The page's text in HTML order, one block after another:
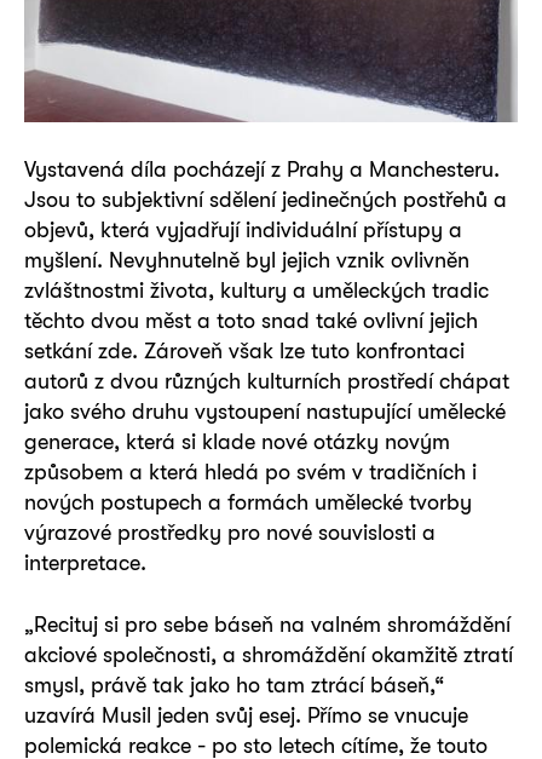
Vystavená díla pocházejí z Prahy a Manchesteru.
Jsou to subjektivní sdělení jedinečných postřehů a
objevů, která vyjadřují individuální přístupy a
myšlení. Nevyhnutelně byl jejich vznik ovlivněn
zvláštnostmi života, kultury a uměleckých tradic
těchto dvou měst a toto snad také ovlivní jejich
setkání zde. Zároveň však lze tuto konfrontaci
autorů z dvou různých kulturních prostředí chápat
jako svého druhu vystoupení nastupující umělecké
generace, která si klade nové otázky novým
způsobem a která hledá po svém v tradičních i
nových postupech a formách umělecké tvorby
výrazové prostředky pro nové souvislosti a
interpretace.
„Recituj si pro sebe báseň na valném shromáždění
akciové společnosti, a shromáždění okamžitě ztratí
smysl, právě tak jako ho tam ztrácí báseň,“
uzavírá Musil jeden svůj esej. Přímo se vnucuje
polemická reakce - po sto letech cítíme, že touto